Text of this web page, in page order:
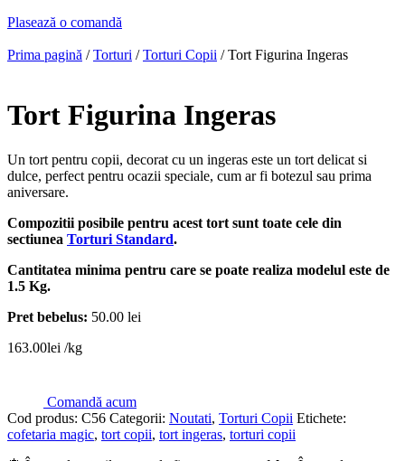
Plasează o comandă
Prima pagină /Torturi /Torturi Copii / Tort Figurina Ingeras
Tort Figurina Ingeras
Un tort pentru copii, decorat cu un ingeras este un tort delicat si
dulce, perfect pentru ocazii speciale, cum ar fi botezul sau prima
aniversare.
Compozitii posibile pentru acest tort sunt toate cele din
sectiunea Torturi Standard.
Cantitatea minima pentru care se poate realiza modelul este de
1.5 Kg.
Pret bebelus: 50.00 lei
163.00lei /kg
Comandă acum
Cod produs: C56 Categorii: Noutati, Torturi Copii Etichete:
cofetaria magic, tort copii, tort ingeras, torturi copii